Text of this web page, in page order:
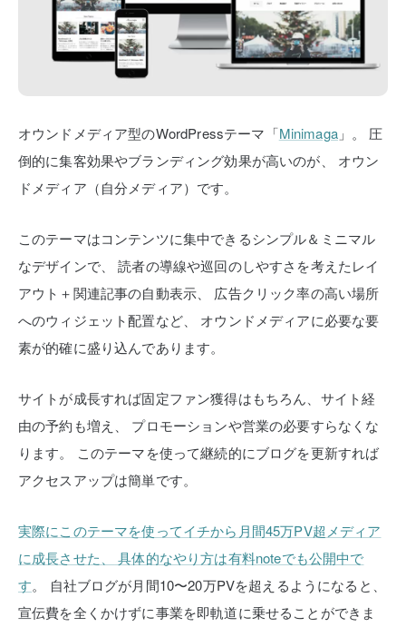
オウンドメディア型のWordPressテーマ「Minimaga」。
圧
倒的に集客効果やブランディング効果が高いのが、
オウン
ドメディア（自分メディア）です。
このテーマはコンテンツに集中できるシンプル＆ミニマル
なデザインで、
読者の導線や巡回のしやすさを考えたレイ
アウト＋関連記事の自動表示、
広告クリック率の高い場所
へのウィジェット配置など、
オウンドメディアに必要な要
素が的確に盛り込んであります。
サイトが成長すれば固定ファン獲得はもちろん、サイト経
由の予約も増え、
プロモーションや営業の必要すらなくな
ります。
このテーマを使って継続的にブログを更新すれば
アクセスアップは簡単です。
実際にこのテーマを使ってイチから月間45万PV超メディア
に成長させた、
具体的なやり方は有料noteでも公開中で
す。
自社ブログが月間10〜20万PVを超えるようになると、
宣伝費を全くかけずに事業を即軌道に乗せることができま